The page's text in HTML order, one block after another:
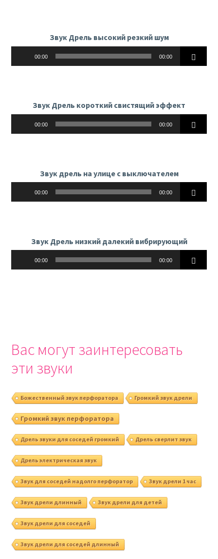
Звук Дрель высокий резкий шум
00:00 00:00
Звук Дрель короткий свистящий эффект
00:00 00:00
Звук дрель на улице с выключателем
00:00 00:00
Звук Дрель низкий далекий вибрирующий
00:00 00:00
Вас могут заинтересовать
эти звуки
Божественный звук перфоратора Громкий звук дрели
Громкий звук перфоратора
Дрель звуки для соседей громкий Дрель сверлит звук
Дрель электрическая звук
Звук для соседей надолго перфоратор Звук дрели 1 час
Звук дрели длинный Звук дрели для детей
Звук дрели для соседей
Звук дрели для соседей длинный